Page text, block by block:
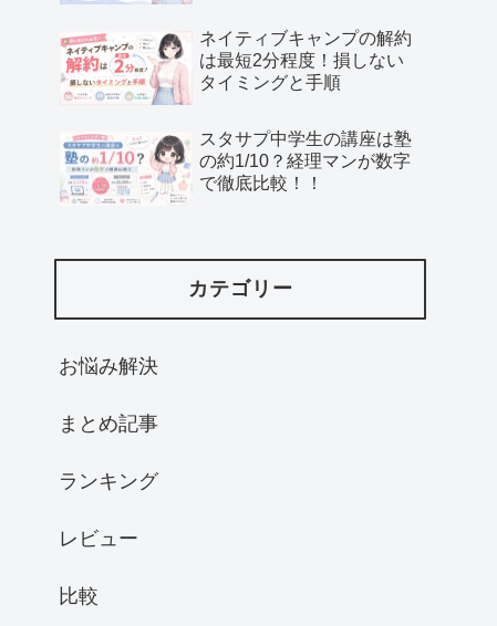
ネイティブキャンプの解約
は最短2分程度！損しない
タイミングと手順
スタサプ中学生の講座は塾
の約1/10？経理マンが数字
で徹底比較！！
カテゴリー
お悩み解決
まとめ記事
ランキング
レビュー
比較